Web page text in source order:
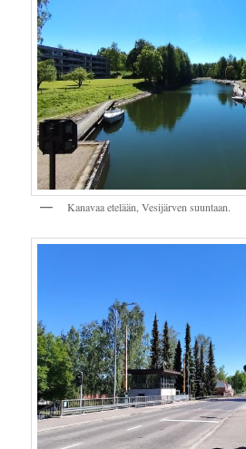
Kanavaa etelään, Vesijärven suuntaan.